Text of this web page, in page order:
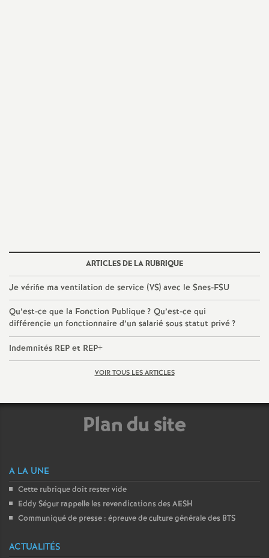
d
e
S
e
d
d
ARTICLES DE LA RUBRIQUE
Je vérifie ma ventilation de service (VS) avec le Snes-FSU
Qu’est-ce que la Fonction Publique? Qu’est-ce qui
différencie un fonctionnaire d’un salarié sous statut privé?
Indemnités REP et REP+
VOIR TOUS LES ARTICLES
Plan du site
A LA UNE
Cette rubrique doit rester vide
Eddy Ségur rappelle les revendications des AESH
Communiqué de presse : épreuve de culture générale des BTS
ACTUALITÉS